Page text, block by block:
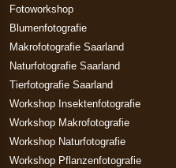
Fotoworkshop
Blumenfotografie
Makrofotografie Saarland
Naturfotografie Saarland
Tierfotografie Saarland
Workshop Insektenfotografie
Workshop Makrofotografie
Workshop Naturfotografie
Workshop Pflanzenfotografie